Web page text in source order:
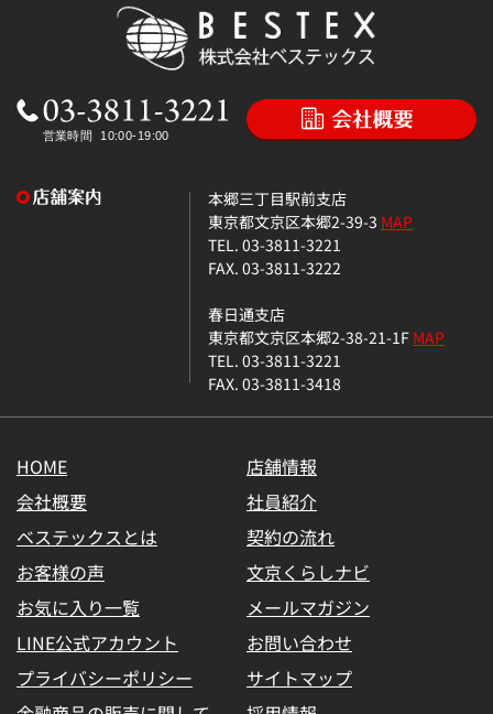
本郷三丁目駅前支店
東京都文京区本郷2-39-3 MAP
TEL. 03-3811-3221
FAX. 03-3811-3222
春日通支店
東京都文京区本郷2-38-21-1FMAP
TEL. 03-3811-3221
FAX. 03-3811-3418
HOME
店舗情報
会社概要
社員紹介
ベステックスとは
契約の流れ
お客様の声
文京くらしナビ
お気に入り一覧
メールマガジン
LINE公式アカウント
お問い合わせ
プライバシーポリシー
サイトマップ